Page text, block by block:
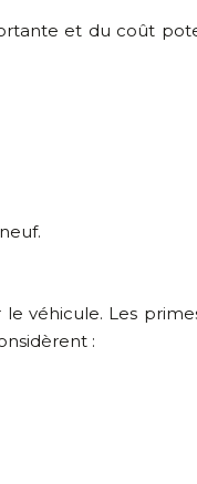
et du coût
véhicule. Les
: